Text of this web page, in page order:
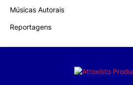
Músicas Autorais
Reportagens